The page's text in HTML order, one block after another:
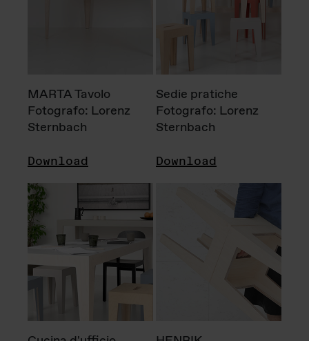
MARTA Tavolo
Fotografo: Lorenz
Sternbach
Download
Sedie pratiche
Fotografo: Lorenz
Sternbach
Download